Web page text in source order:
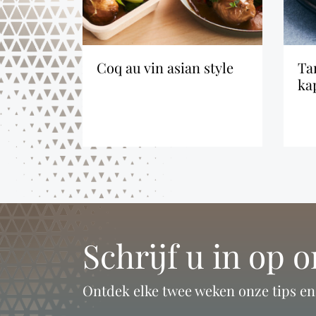
coq au vin asian style
tartaar van zalm met
Schrijf u in op
Ontdek elke twee weken onze tips